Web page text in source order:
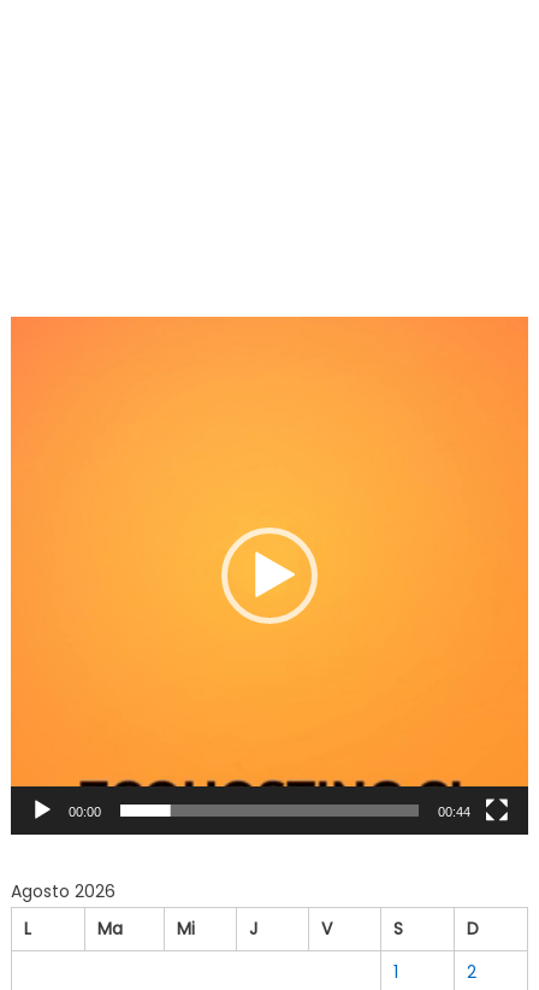
00:00 00:44
Agosto 2026
L
Ma Mi J V S
D
1
2